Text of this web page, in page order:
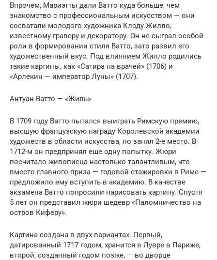
Впрочем, Мариэтты дали Ватто куда больше, чем
знакомство с профессиональным искусством — они
сосватали молодого художника Клоду Жилло,
известному граверу и декоратору. Он не сыграл особой
роли в формировании стиля Ватто, зато развил его
художественный вкус. Под влиянием Жилло родились
такие картины, как «Сатира на врачей» (1706) и
«Арлекин — император Луны» (1707).
Антуан Ватто — «Жиль»
В 1709 году Ватто пытался выиграть Римскую премию,
высшую французскую награду Королевской академии
художеств в области искусства, но занял 2-е место. В
1712-м он предпринял еще одну попытку. Жюри
посчитало живописца настолько талантливым, что
вместо главного приза — годовой стажировки в Риме —
предложило ему вступить в академию. В качестве
экзамена Ватто попросили нарисовать картину. Спустя
5 лет он представил жюри шедевр «Паломничество на
остров Киферу».
Картина создана в двух вариантах. Первый,
датированный 1717 годом, хранится в Лувре в Париже,
второй, созданный годом позже, — во дворце